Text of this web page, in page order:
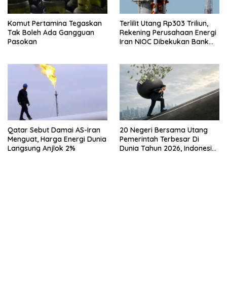
Komut Pertamina Tegaskan
Tak Boleh Ada Gangguan
Pasokan
Terlilit Utang Rp303 Triliun,
Rekening Perusahaan Energi
Iran NIOC Dibekukan Bank
Qatar Sebut Damai AS-Iran
Menguat, Harga Energi Dunia
Langsung Anjlok 2%
20 Negeri Bersama Utang
Pemerintah Terbesar Di
Dunia Tahun 2026, Indonesia